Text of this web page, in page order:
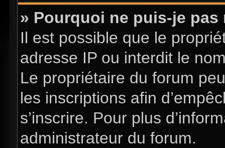
» Pourquoi ne puis-je pas
Il est possible que le
adresse IP ou interdit le
Le propriétaire du forum
les inscriptions afin
s’inscrire. Pour plus
administrateur du forum.